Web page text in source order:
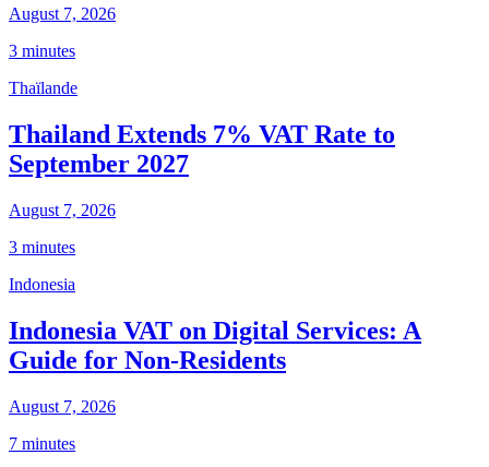
August 7, 2026
3 minutes
Thaïlande
Thailand Extends 7% VAT Rate to
September 2027
August 7, 2026
3 minutes
Indonesia
Indonesia VAT on Digital Services: A
Guide for Non-Residents
August 7, 2026
7 minutes